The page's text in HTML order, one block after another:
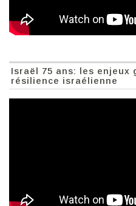
Israël 75 ans: les enjeux
résilience israélienne